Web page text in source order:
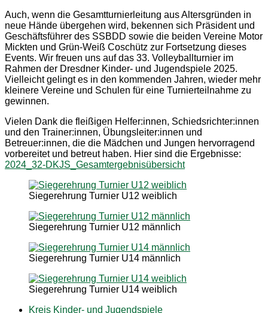
Auch, wenn die Gesamtturnierleitung aus Altersgründen in
neue Hände übergehen wird, bekennen sich Präsident und
Geschäftsführer des SSBDD sowie die beiden Vereine Motor
Mickten und Grün-Weiß Coschütz zur Fortsetzung dieses
Events. Wir freuen uns auf das 33. Volleyballturnier im
Rahmen der Dresdner Kinder- und Jugendspiele 2025.
Vielleicht gelingt es in den kommenden Jahren, wieder mehr
kleinere Vereine und Schulen für eine Turnierteilnahme zu
gewinnen.
Vielen Dank die fleißigen Helfer:innen, Schiedsrichter:innen
und den Trainer:innen, Übungsleiter:innen und
Betreuer:innen, die die Mädchen und Jungen hervorragend
vorbereitet und betreut haben. Hier sind die Ergebnisse:
2024_32-DKJS_Gesamtergebnisübersicht
Siegerehrung Turnier U12 weiblich
Siegerehrung Turnier U12 männlich
Siegerehrung Turnier U14 männlich
Siegerehrung Turnier U14 weiblich
Kreis Kinder- und Jugendspiele